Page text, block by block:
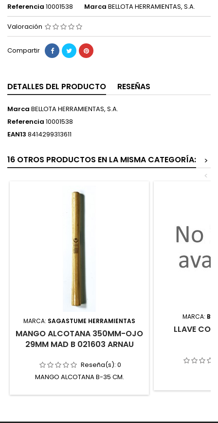
Referencia 10001538 Marca BELLOTA HERRAMIENTAS, S.A.
Valoración
Compartir
DETALLES DEL PRODUCTO RESEÑAS
Marca BELLOTA HERRAMIENTAS, S.A.
Referencia 10001538
EAN13 8414299313611
16 OTROS PRODUCTOS EN LA MISMA CATEGORÍA:
>
<
MARCA: SAGASTUME HERRAMIENTAS
MANGO ALCOTANA 350MM-OJO
29MM MAD B 021603 ARNAU
Reseña(s): 0
MANGO ALCOTANA B-35 CM.
MARCA:
LLAVE